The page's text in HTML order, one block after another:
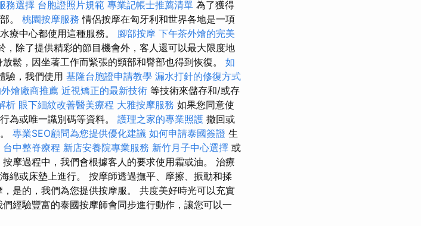
務選擇 台胞證照片規範 專業記帳士推薦清單 為了獲得
。 桃園按摩服務情侶按摩在匈牙利和世界各地是一項
療中心都使用這種服務。 腳部按摩 下午茶外燴的完美
，除了提供精彩的節目機會外，客人還可以最大限度地
鬆，因坐著工作而緊張的頸部和臀部也得到恢復。 如
驗，我們使用 基隆台胞證申請教學 漏水打針的修復方式
燴廠商推薦 近視矯正的最新技術 等技術來儲存和/或存
析 眼下細紋改善醫美療程 大雅按摩服務 如果您同意使
為或唯一識別碼等資料。 護理之家的專業照護 撤回或
專業SEO顧問為您提供優化建議 如何申請泰國簽證 生
台中整脊療程 新店安養院專業服務 新竹月子中心選擇 或
摩過程中，我們會根據客人的要求使用霜或油。 治療
綿或床墊上進行。 按摩師透過撫平、摩擦、振動和揉
是的，我們為您提供按摩服。 共度美好時光可以充實
經驗豐富的泰國按摩師會同步進行動作，讓您可以一